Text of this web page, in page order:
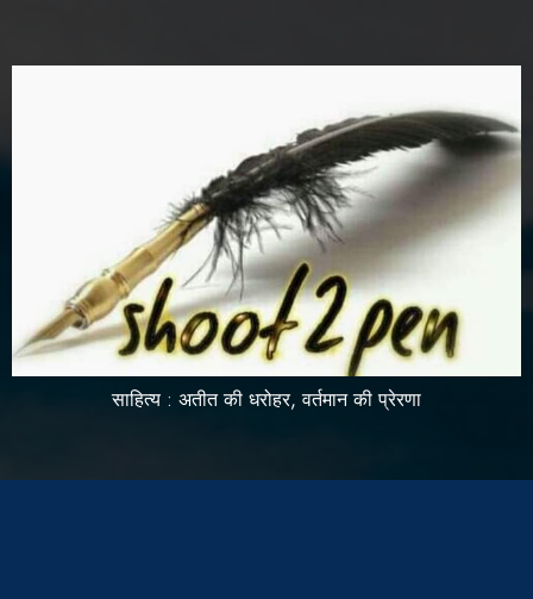
साहित्य : अतीत की धरोहर, वर्तमान की प्रेरणा